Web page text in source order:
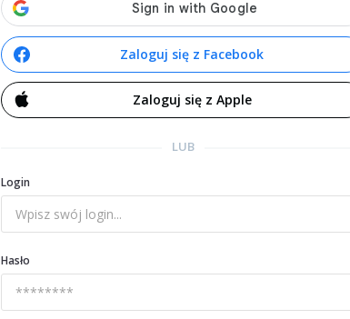
Zaloguj się z Facebook
Zaloguj się z Apple
LUB
Login
Hasło